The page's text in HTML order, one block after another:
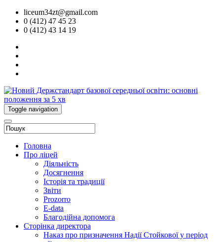
liceum34zt@gmail.com
0 (412) 47 45 23
0 (412) 43 14 19
Toggle navigation
Головна
Про ліцей
Діяльність
Досягнення
Історія та традиції
Звіти
Prozorro
E-data
Благодійна допомога
Сторінка директора
Наказ про призначення Надії Стойкової у період